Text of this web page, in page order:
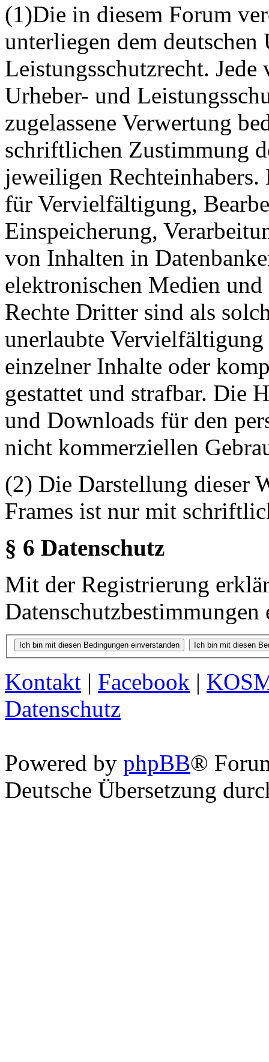
(1)Die in diesem Forum
unterliegen dem deutschen
Leistungsschutzrecht. Jede
Urheber- und
zugelassene Verwertung
schriftlichen Zustimmung
jeweiligen
für Vervielfältigung,
Einspeicherung,
von Inhalten in
elektronischen Medien
Rechte Dritter sind als
unerlaubte Vervielfältigung
einzelner Inhalte oder
gestattet und strafbar. Die
und Downloads für den
nicht kommerziellen
(2) Die Darstellung dieser
Frames ist nur mit
§ 6 Datenschutz
Mit der Registrierung
Datenschutzbestimmungen
Kontakt | Facebook |
Datenschutz
Powered by phpBB®
Deutsche Übersetzung